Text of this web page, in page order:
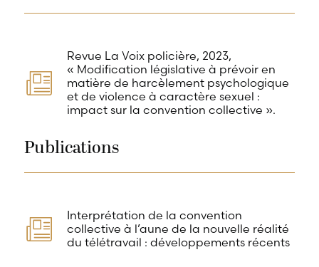
Revue La Voix policière, 2023,
« Modification législative à prévoir en
matière de harcèlement psychologique
et de violence à caractère sexuel :
impact sur la convention collective ».
Publications
Interprétation de la convention
collective à l’aune de la nouvelle réalité
du télétravail : développements récents